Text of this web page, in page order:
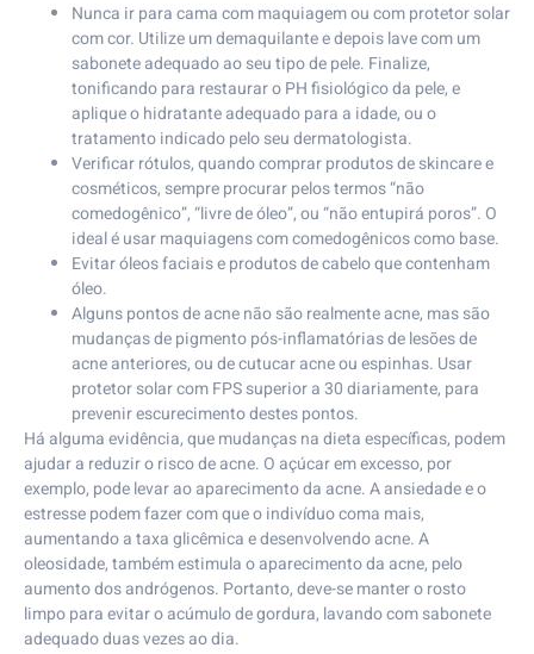
Nunca ir para cama com maquiagem ou com protetor solar
com cor. Utilize um demaquilante e depois lave com um
sabonete adequado ao seu tipo de pele. Finalize,
tonificando para restaurar o PH fisiológico da pele, e
aplique o hidratante adequado para a idade, ou o
tratamento indicado pelo seu dermatologista.
Verificar rótulos, quando comprar produtos de skincare e
cosméticos, sempre procurar pelos termos “não
comedogênico”, “livre de óleo”, ou “não entupirá poros”. O
ideal é usar maquiagens com comedogênicos como base.
Evitar óleos faciais e produtos de cabelo que contenham
óleo.
Alguns pontos de acne não são realmente acne, mas são
mudanças de pigmento pós-inflamatórias de lesões de
acne anteriores, ou de cutucar acne ou espinhas. Usar
protetor solar com FPS superior a 30 diariamente, para
prevenir escurecimento destes pontos.
Há alguma evidência, que mudanças na dieta específicas, podem
ajudar a reduzir o risco de acne. O açúcar em excesso, por
exemplo, pode levar ao aparecimento da acne. A ansiedade e o
estresse podem fazer com que o indivíduo coma mais,
aumentando a taxa glicêmica e desenvolvendo acne. A
oleosidade, também estimula o aparecimento da acne, pelo
aumento dos andrógenos. Portanto, deve-se manter o rosto
limpo para evitar o acúmulo de gordura, lavando com sabonete
adequado duas vezes ao dia.